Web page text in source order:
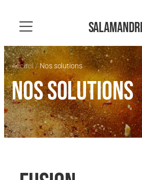
Accueil/ Nos solutions
Nos solutions